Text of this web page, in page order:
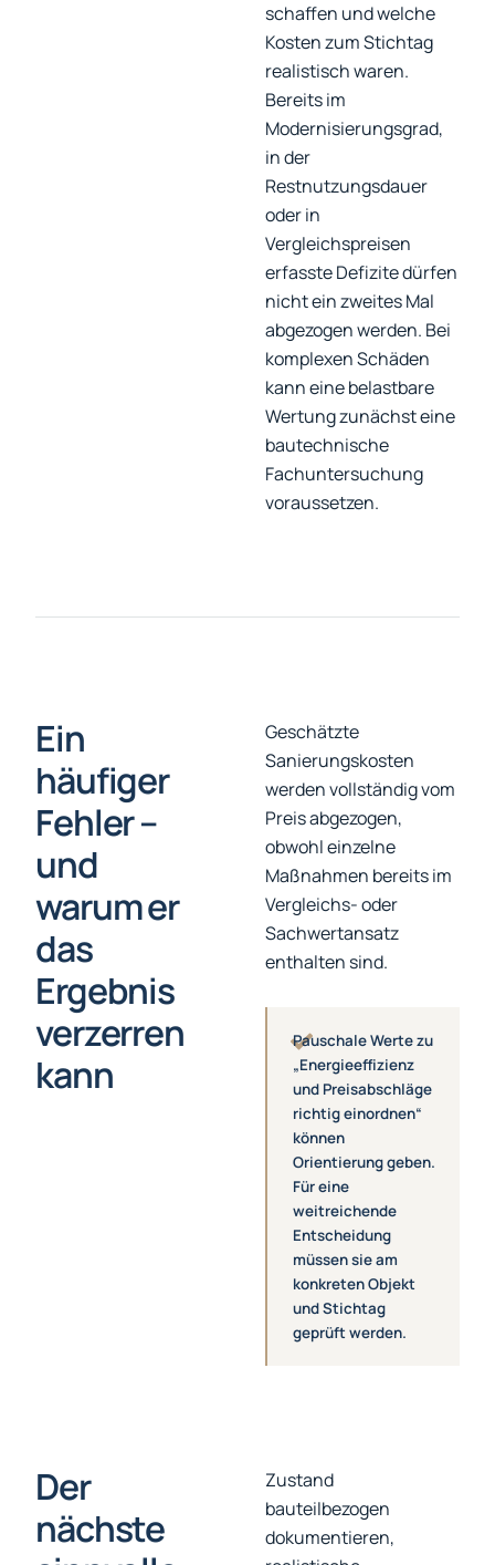
schaffen und welche
Kosten zum Stichtag
realistisch waren.
Bereits im
Modernisierungsgrad,
in der
Restnutzungsdauer
oder in
Vergleichspreisen
erfasste Defizite dürfen
nicht ein zweites Mal
abgezogen werden. Bei
komplexen Schäden
kann eine belastbare
Wertung zunächst eine
bautechnische
Fachuntersuchung
voraussetzen.
Ein
häufiger
Fehler –
und
warum er
das
Ergebnis
verzerren
kann
Geschätzte
Sanierungskosten
werden vollständig vom
Preis abgezogen,
obwohl einzelne
Maßnahmen bereits im
Vergleichs- oder
Sachwertansatz
enthalten sind.
Pauschale Werte zu
„Energieeffizienz
und Preisabschläge
richtig einordnen“
können
Orientierung geben.
Für eine
weitreichende
Entscheidung
müssen sie am
konkreten Objekt
und Stichtag
geprüft werden.
Der
nächste
Zustand
bauteilbezogen
dokumentieren,